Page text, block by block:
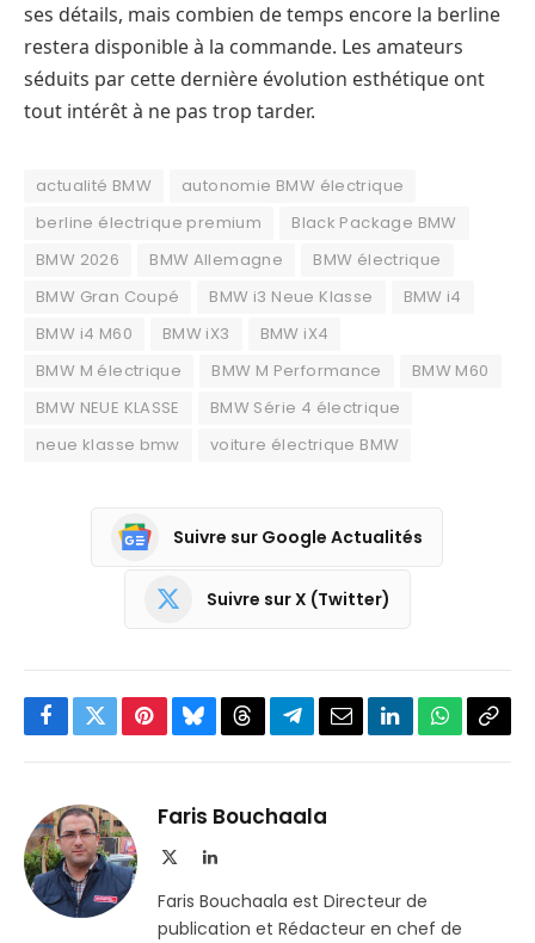
ses détails, mais combien de temps encore la berline
restera disponible à la commande. Les amateurs
séduits par cette dernière évolution esthétique ont
tout intérêt à ne pas trop tarder.
actualité BMW
autonomie BMW électrique
berline électrique premium
Black Package BMW
BMW 2026
BMW Allemagne
BMW électrique
BMW Gran Coupé
BMW i3 Neue Klasse
BMW i4
BMW i4 M60
BMW iX3
BMW iX4
BMW M électrique
BMW M Performance
BMW M60
BMW NEUE KLASSE
BMW Série 4 électrique
neue klasse bmw
voiture électrique BMW
Suivre sur Google Actualités
Suivre sur X (Twitter)
Facebook
TwitterPinterestBlueskyThreadsPartager
Telegram
EmailLinkedInWhatsApp
Faris Bouchaala
LinkedIn
Faris Bouchaala est Directeur de
publication et Rédacteur en chef de